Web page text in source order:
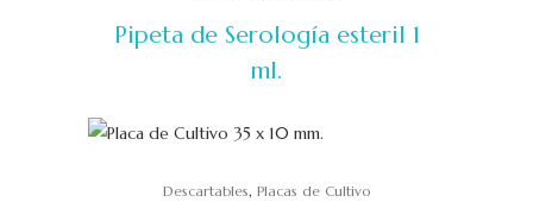
Pipeta de Serología esteril 1
ml.
Descartables, Placas de Cultivo